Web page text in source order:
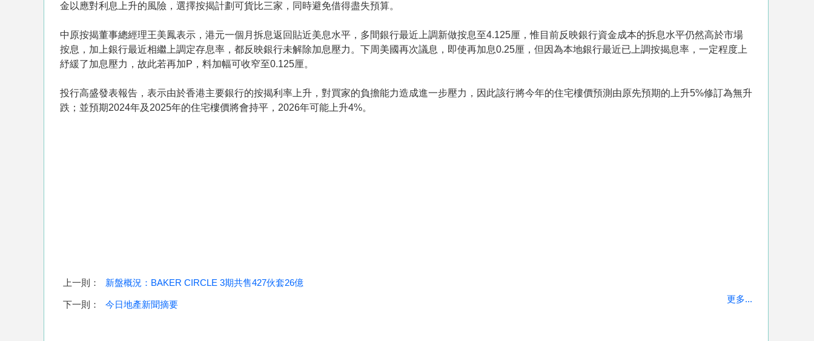
金以應對利息上升的風險，選擇按揭計劃可貨比三家，同時避免借得盡失預算。
中原按揭董事總經理王美鳳表示，港元一個月拆息返回貼近美息水平，多間銀行最近上調新做按息至4.125厘，惟目前反映銀行資金成本的拆息水平仍然高於市場
按息，加上銀行最近相繼上調定存息率，都反映銀行未解除加息壓力。下周美國再次議息，即使再加息0.25厘，但因為本地銀行最近已上調按揭息率，一定程度上
紓緩了加息壓力，故此若再加P，料加幅可收窄至0.125厘。
投行高盛發表報告，表示由於香港主要銀行的按揭利率上升，對買家的負擔能力造成進一步壓力，因此該行將今年的住宅樓價預測由原先預期的上升5%修訂為無升
跌；並預期2024年及2025年的住宅樓價將會持平，2026年可能上升4%。
上一則： 新盤概況：BAKER CIRCLE 3期共售427伙套26億
下一則： 今日地產新聞摘要
更多...